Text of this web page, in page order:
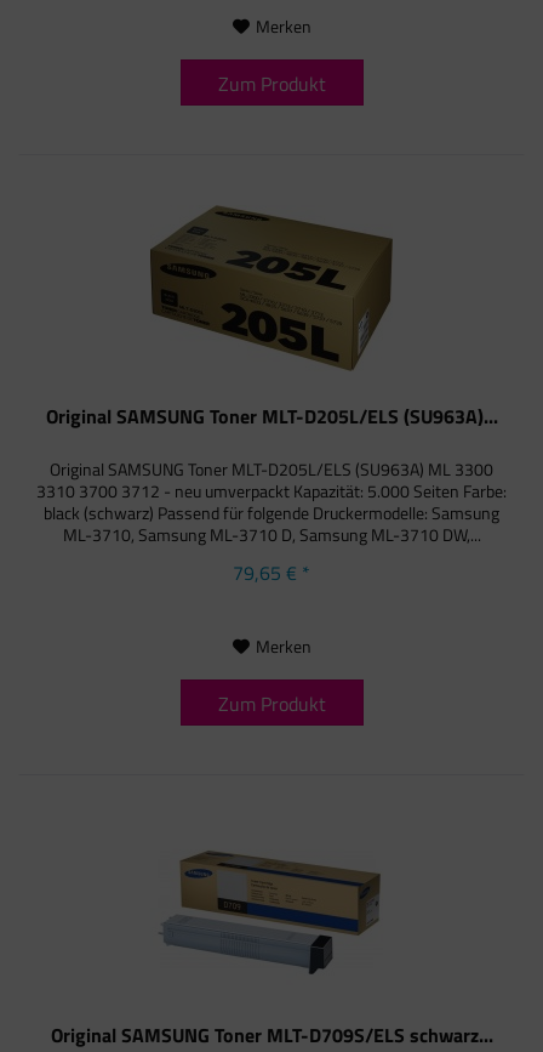
Merken
Zum Produkt
Original SAMSUNG Toner MLT-D205L/ELS (SU963A)...
Original SAMSUNG Toner MLT-D205L/ELS (SU963A) ML 3300
3310 3700 3712 - neu umverpackt Kapazität: 5.000 Seiten Farbe:
black (schwarz) Passend für folgende Druckermodelle: Samsung
ML-3710, Samsung ML-3710 D, Samsung ML-3710 DW,...
79,65 € *
Merken
Zum Produkt
Original SAMSUNG Toner MLT-D709S/ELS schwarz...